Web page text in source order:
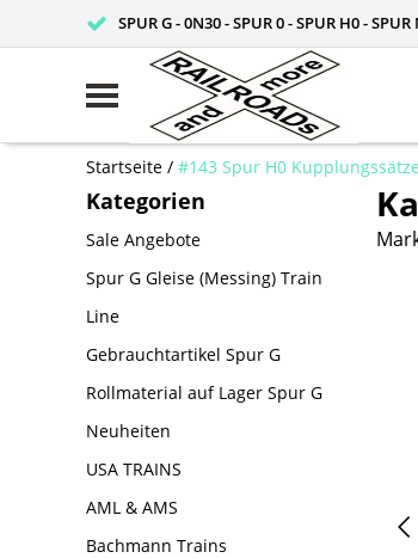
SPUR G - 0N30 - SPUR 0 - SPUR H0 - SPUR
Startseite / #143 Spur H0
Kategorien
Sale Angebote
Spur G Gleise (Messing) Train
Line
Gebrauchtartikel Spur G
Rollmaterial auf Lager Spur G
Neuheiten
USA TRAINS
AML & AMS
Bachmann Trains